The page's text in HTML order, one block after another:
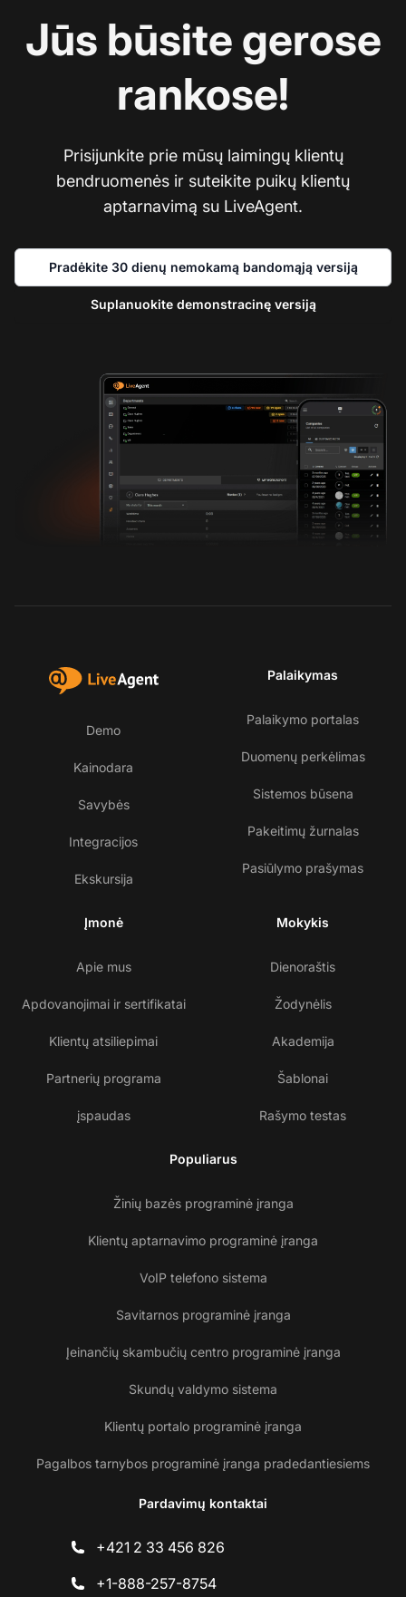
Jūs būsite gerose
rankose!
Prisijunkite prie mūsų laimingų klientų
bendruomenės ir suteikite puikų klientų
aptarnavimą su LiveAgent.
Pradėkite 30 dienų nemokamą bandomąją versiją
Suplanuokite demonstracinę versiją
Demo
Kainodara
Savybės
Integracijos
Ekskursija
Palaikymas
Palaikymo portalas
Duomenų perkėlimas
Sistemos būsena
Pakeitimų žurnalas
Pasiūlymo prašymas
Įmonė
Apie mus
Apdovanojimai ir sertifikatai
Klientų atsiliepimai
Partnerių programa
įspaudas
Mokykis
Dienoraštis
Žodynėlis
Akademija
Šablonai
Rašymo testas
Populiarus
Žinių bazės programinė įranga
Klientų aptarnavimo programinė įranga
VoIP telefono sistema
Savitarnos programinė įranga
Įeinančių skambučių centro programinė įranga
Skundų valdymo sistema
Klientų portalo programinė įranga
Pagalbos tarnybos programinė įranga pradedantiesiems
Pardavimų kontaktai
+421 2 33 456 826
+1-888-257-8754